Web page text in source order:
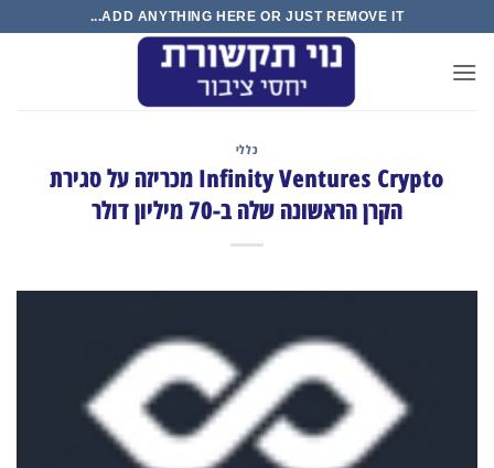
content
ADD ANYTHING HERE OR JUST REMOVE IT...
כללי
Infinity Ventures Crypto מכריזה על סגירת
הקרן הראשונה שלה ב-70 מיליון דולר